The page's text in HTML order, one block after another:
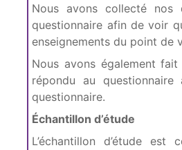
Nous avons collecté nos
questionnaire afin de voir
enseignements du point de
Nous avons également
répondu au
questionnaire.
Échantillon d’étude
L’échantillon d’étude est